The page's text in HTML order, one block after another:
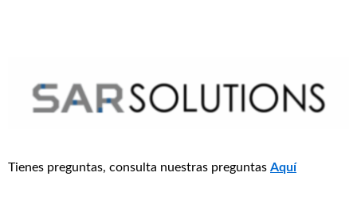
Tienes preguntas, consulta nuestras preguntas Aquí